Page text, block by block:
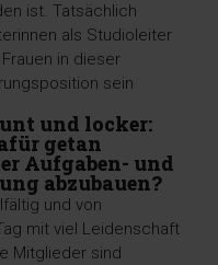
ist. Tatsächlich
als Studioleiter
in dieser
sein
und locker:
getan
Aufgaben- und
abzubauen?
und von
mit viel Leidenschaft
Mitglieder sind